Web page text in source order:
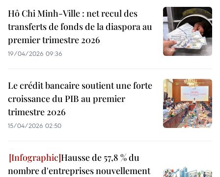
Hô Chi Minh-Ville : net recul des
transferts de fonds de la diaspora au
premier trimestre 2026
19/04/2026 09:36
Le crédit bancaire soutient une forte
croissance du PIB au premier
trimestre 2026
15/04/2026 02:50
Hausse de 57,8 % du
nombre d'entreprises nouvellement